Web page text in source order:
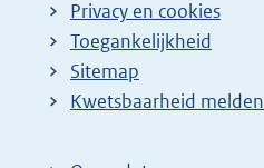
Privacy en cookies
Toegankelijkheid
Sitemap
E
t
Kwetsbaarheid melden